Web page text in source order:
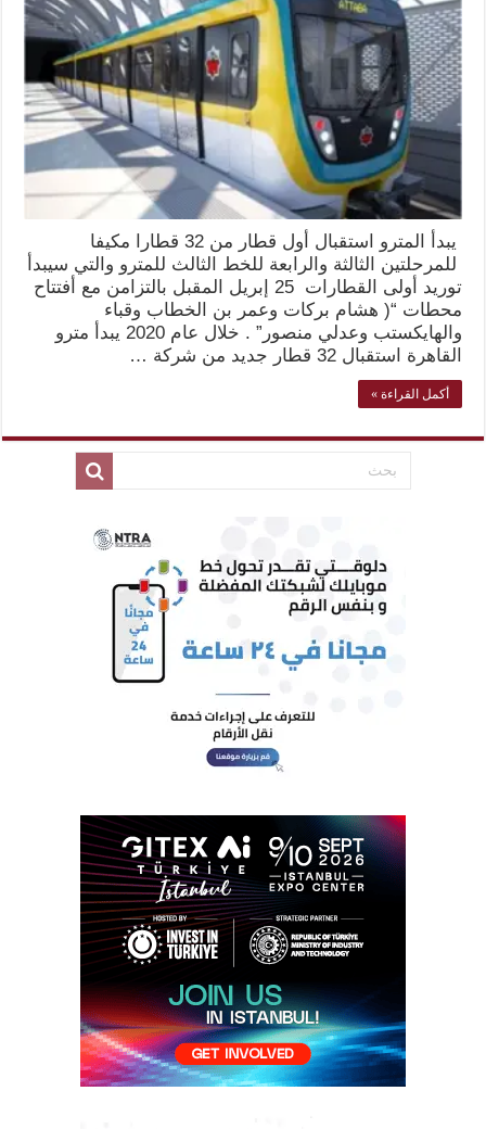
يبدأ المترو استقبال أول قطار من 32 قطارا مكيفا
للمرحلتين الثالثة والرابعة للخط الثالث للمترو والتي سيبدأ
توريد أولى القطارات 25 إبريل المقبل بالتزامن مع أفتتاح
محطات “( هشام بركات وعمر بن الخطاب وقباء
والهايكستب وعدلي منصور” . خلال عام 2020 يبدأ مترو
القاهرة استقبال 32 قطار جديد من شركة …
أكمل القراءة »